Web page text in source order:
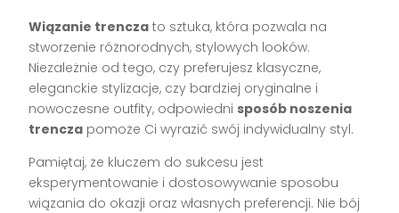
Wiązanie trencza to sztuka, która pozwala na
stworzenie różnorodnych, stylowych looków.
Niezależnie od tego, czy preferujesz klasyczne,
eleganckie stylizacje, czy bardziej oryginalne i
nowoczesne outfity, odpowiedni sposób noszenia
trencza pomoże Ci wyrazić swój indywidualny styl.
Pamiętaj, że kluczem do sukcesu jest
eksperymentowanie i dostosowywanie sposobu
wiązania do okazji oraz własnych preferencji. Nie bój